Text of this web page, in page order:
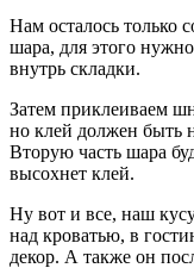
Нам осталось только
шара, для этого
внутрь складки.
Затем приклеиваем
но клей должен быть
Вторую часть шара
высохнет клей.
Ну вот и все, наш
над кроватью, в
декор. А также он